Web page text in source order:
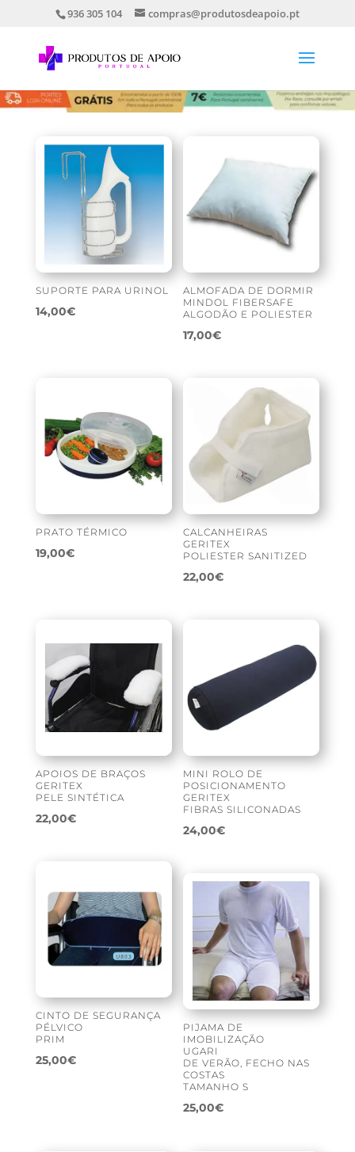
936 305 104 compras@produtosdeapoio.pt
SUPORTE PARA URINOL
14,00€
ALMOFADA DE DORMIR
MINDOL FIBERSAFE
ALGODÃO E POLIESTER
17,00€
PRATO TÉRMICO
19,00€
CALCANHEIRAS
GERITEX
POLIESTER SANITIZED
22,00€
APOIOS DE BRAÇOS
GERITEX
PELE SINTÉTICA
22,00€
MINI ROLO DE
POSICIONAMENTO
GERITEX
FIBRAS SILICONADAS
24,00€
CINTO DE SEGURANÇA
PÉLVICO
PRIM
25,00€
PIJAMA DE
IMOBILIZAÇÃO
UGARI
DE VERÃO, FECHO NAS
COSTAS
TAMANHO S
25,00€